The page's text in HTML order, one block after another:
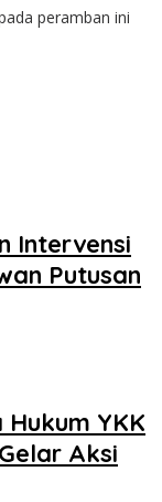
peramban ini
Intervensi
Putusan
YKK
Aksi